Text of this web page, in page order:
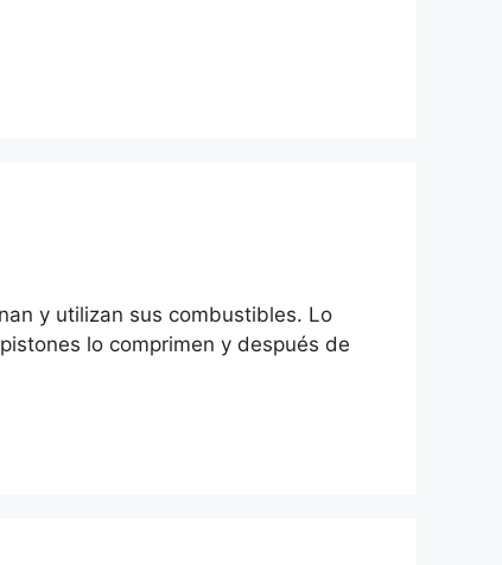
y utilizan sus combustibles. Lo
lo comprimen y después de